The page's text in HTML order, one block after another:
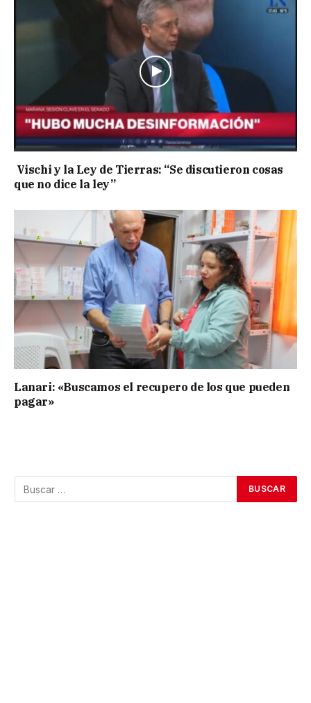
Vischi y la Ley de Tierras: “Se discutieron cosas
que no dice la ley”
Lanari: «Buscamos el recupero de los que pueden
pagar»